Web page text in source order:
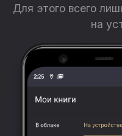
Для этого всего
на